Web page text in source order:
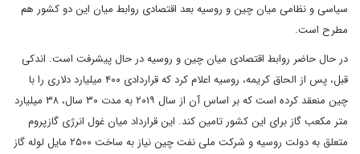
سیاسی و نظامی میان چین و روسیه بعد اقتصادی روابط میان این دو کشور هم
مطرح است.
در حال حاضر روابط اقتصادی میان چین و روسیه در حال پیشرفت است. اندکی
قبل، پس از الحاق کریمه، روسیه اعلام کرد که قراردادی ۴۰۰ میلیارد دلاری را با
چین منعقد کرده است که بر اساس آن از سال ۲۰۱۹ به مدت ۳۰ سال، ۳۸ میلیارد
متر مکعب گاز برای این کشور تامین کند. این قرارداد میان غول انرژی گازپروم
متعلق به دولت روسیه و شرکت ملی نفت چین نیاز به ساخت ۲۵۰۰ مایل لوله گاز